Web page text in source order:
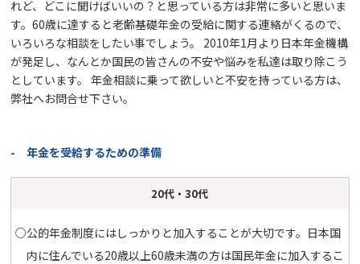
れど、どこに聞けばいいの？と思っている方は非常に多いと思いま
す。60歳に達すると老齢基礎年金の受給に関する連絡がくるので、
いろいろな相談をしたい事でしょう。
2010年1月より日本年金機構
が発足し、なんとか国民の皆さんの不安や悩みを私達は取り除こう
としています。 年金相談に乗って欲しいと不安を持っている方は、
弊社へお問合せ下さい。
- 年金を受給するための準備
20代・30代
○公的年金制度にはしっかりと加入することが大切です。日本国
内に住んでいる20歳以上60歳未満の方は国民年金に加入するこ